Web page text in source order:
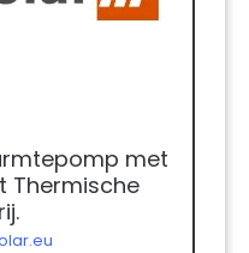
met
Thermische